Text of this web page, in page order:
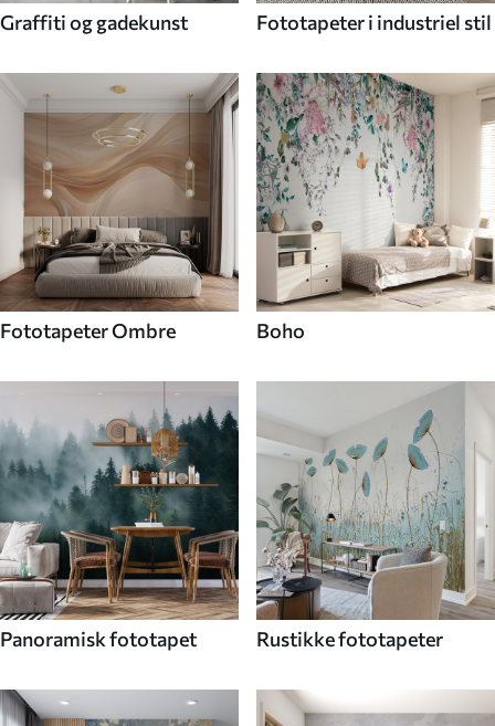
Graffiti og gadekunst Fototapeter i industriel stil
Fototapeter Ombre Boho
Panoramisk fototapet Rustikke fototapeter